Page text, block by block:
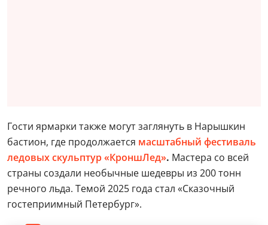
Гости ярмарки также могут заглянуть в Нарышкин
бастион, где продолжается масштабный фестиваль
ледовых скульптур «КроншЛед». Мастера со всей
страны создали необычные шедевры из 200 тонн
речного льда. Темой 2025 года стал «Сказочный
гостеприимный Петербург».